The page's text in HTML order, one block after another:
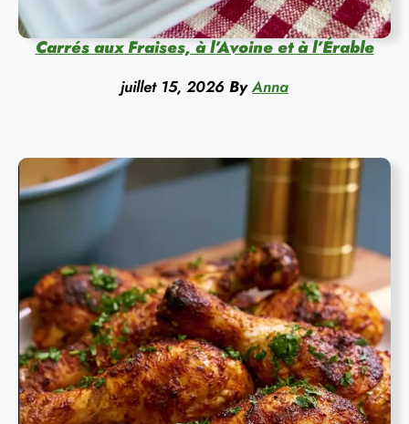
Carrés aux Fraises, à l’Avoine et à l’Érable
juillet 15, 2026 By Anna